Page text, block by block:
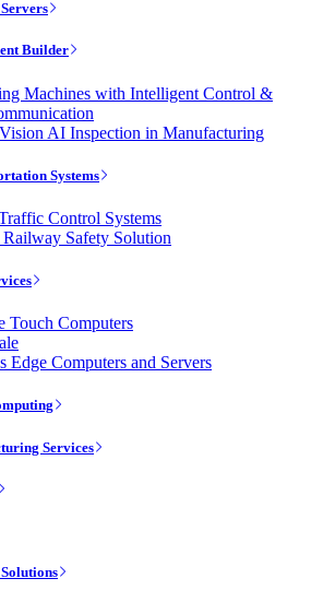
Builder
Machines with Intelligent Control &
AI Inspection in Manufacturing
Systems
Control Systems
Safety Solution
Touch Computers
Edge Computers and Servers
Services